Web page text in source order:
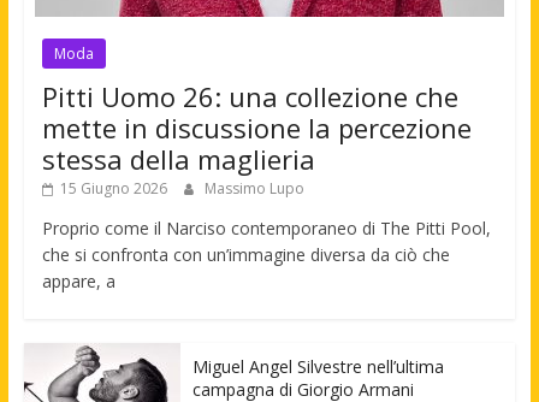
Moda
Pitti Uomo 26: una collezione che
mette in discussione la percezione
stessa della maglieria
15 Giugno 2026 Massimo Lupo
Proprio come il Narciso contemporaneo di The Pitti Pool,
che si confronta con un’immagine diversa da ciò che
appare, a
Miguel Angel Silvestre nell’ultima
campagna di Giorgio Armani